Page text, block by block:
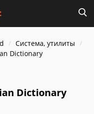
Система, утилиты
Dictionary
Dictionary